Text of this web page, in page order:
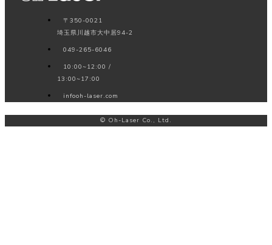
〒350-0021
埼玉県川越市大中居94-2
049-265-6046
10:00~12:00 /
13:00~17:00
infooh-laser.com
© Oh-Laser Co., Ltd.